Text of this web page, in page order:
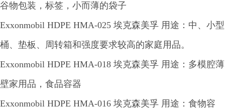
谷物包装，标签，小而薄的袋子
Exxonmobil HDPE HMA-025 埃克森美孚 用途：中、小型
桶、垫板、周转箱和强度要求较高的家庭用品。
Exxonmobil HDPE HMA-018 埃克森美孚 用途：多模腔薄
壁家用品，食品容器
Exxonmobil HDPE HMA-016 埃克森美孚 用途：食物容